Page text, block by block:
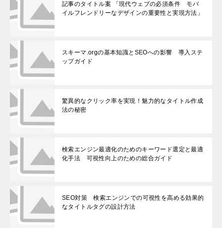
記事のタイトル案 「現代ウェブの必須条件 モバ
イルフレンドリーなデザインの重要性と実現方法」
スキーマ.orgの基本知識とSEOへの影響 導入ステ
ップガイド
驚異的なクリック率を実現！魅力的なタイトル作成
法の秘密
検索エンジン最適化のためのキーワード選定と最適
化手法 可視性向上のための総合ガイド
SEO対策 検索エンジンでの可視性を高める効果的
なタイトルタグの設計方法